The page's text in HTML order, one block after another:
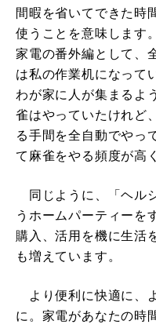
間暇を省いてできた時
使うことを意味します
家電の番外編として、
は私の作業机になって
わが家に人が集まるよ
雀はやっていたけれど
る手間を全自動でやっ
て麻雀をやる頻度が高
同じように、「ヘル
うホームパーティーを
購入、活用を機に生活
も増えています。
より便利に快適に、
に。家電があなたの時